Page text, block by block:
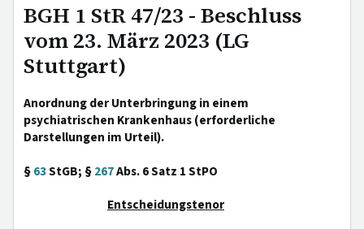
BGH 1 StR 47/23 - Beschluss
vom 23. März 2023 (LG
Stuttgart)
Anordnung der Unterbringung in einem
psychiatrischen Krankenhaus (erforderliche
Darstellungen im Urteil).
§63StGB; §267Abs. 6 Satz 1 StPO
Entscheidungstenor